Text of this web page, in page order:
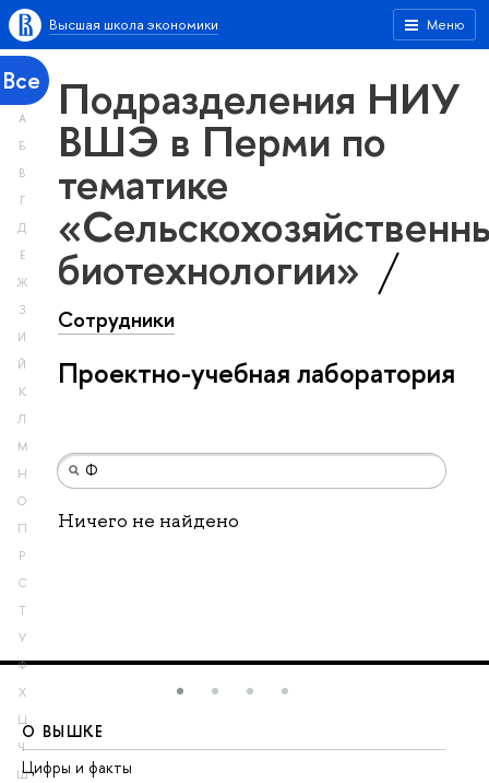
Меню
Высшая школа экономики
Все
А
Б
В
Г
Д
Е
Ж
З
И
Й
К
Л
М
Н
О
П
Р
С
Т
У
Ф
Х
Ц
Ч
Ш
Подразделения НИУ
ВШЭ в Перми по
тематике
биотехнологии»
Сотрудники
Проектно-учебная лаборатория
Ничего не найдено
О ВЫШКЕ
Цифры и факты